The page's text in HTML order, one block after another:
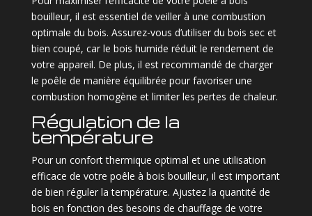
bouilleur, il est essentiel de veiller à une combustion
optimale du bois. Assurez-vous d’utiliser du bois sec et
bien coupé, car le bois humide réduit le rendement de
votre appareil. De plus, il est recommandé de charger
le poêle de manière équilibrée pour favoriser une
combustion homogène et limiter les pertes de chaleur.
Régulation de la
température
Pour un confort thermique optimal et une utilisation
efficace de votre poêle à bois bouilleur, il est important
de bien réguler la température. Ajustez la quantité de
bois en fonction des besoins de chauffage de votre